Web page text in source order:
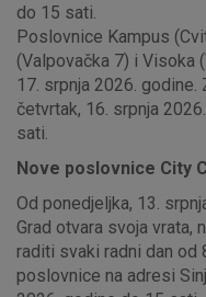
do 15 sati.
Poslovnice Kampus
(Valpovačka 7) i Visoka
17. srpnja 2026.
četvrtak, 16. srpnja
sati.
Nove poslovnice City
Od ponedjeljka, 13.
Grad otvara svoja vrata,
raditi svaki radni dan od
poslovnice na adresi